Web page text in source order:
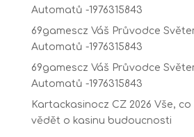
Automatů -1976315843
69gamescz Váš Průvodce
Automatů -1976315843
69gamescz Váš Průvodce
Automatů -1976315843
Kartackasinocz CZ 2026 Vše,
vědět o kasinu budoucnosti